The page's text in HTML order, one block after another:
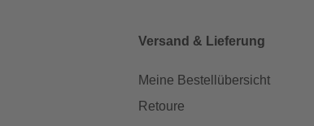
Versand & Lieferung
Meine Bestellübersicht
Retoure